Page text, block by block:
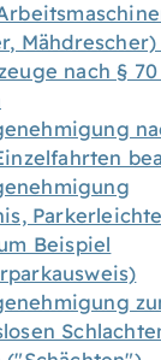
nach § 70
Beispiel